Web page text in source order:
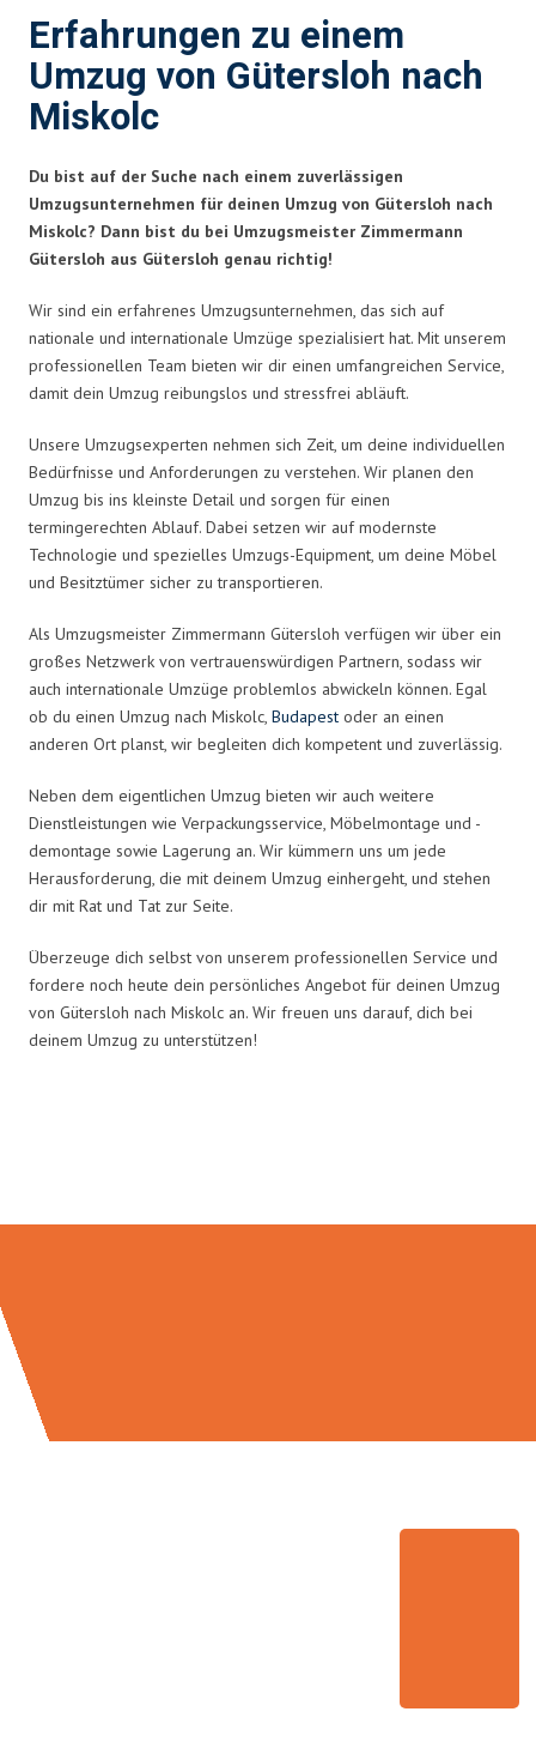
Erfahrungen zu einem
Umzug von Gütersloh nach
Miskolc
Du bist auf der Suche nach einem zuverlässigen
Umzugsunternehmen für deinen Umzug von Gütersloh nach
Miskolc? Dann bist du bei Umzugsmeister Zimmermann
Gütersloh aus Gütersloh genau richtig!
Wir sind ein erfahrenes Umzugsunternehmen, das sich auf
nationale und internationale Umzüge spezialisiert hat. Mit unserem
professionellen Team bieten wir dir einen umfangreichen Service,
damit dein Umzug reibungslos und stressfrei abläuft.
Unsere Umzugsexperten nehmen sich Zeit, um deine individuellen
Bedürfnisse und Anforderungen zu verstehen. Wir planen den
Umzug bis ins kleinste Detail und sorgen für einen
termingerechten Ablauf. Dabei setzen wir auf modernste
Technologie und spezielles Umzugs-Equipment, um deine Möbel
und Besitztümer sicher zu transportieren.
Als Umzugsmeister Zimmermann Gütersloh verfügen wir über ein
großes Netzwerk von vertrauenswürdigen Partnern, sodass wir
auch internationale Umzüge problemlos abwickeln können. Egal
ob du einen Umzug nach Miskolc, Budapest oder an einen
anderen Ort planst, wir begleiten dich kompetent und zuverlässig.
Neben dem eigentlichen Umzug bieten wir auch weitere
Dienstleistungen wie Verpackungsservice, Möbelmontage und -
demontage sowie Lagerung an. Wir kümmern uns um jede
Herausforderung, die mit deinem Umzug einhergeht, und stehen
dir mit Rat und Tat zur Seite.
Überzeuge dich selbst von unserem professionellen Service und
fordere noch heute dein persönliches Angebot für deinen Umzug
von Gütersloh nach Miskolc an. Wir freuen uns darauf, dich bei
deinem Umzug zu unterstützen!